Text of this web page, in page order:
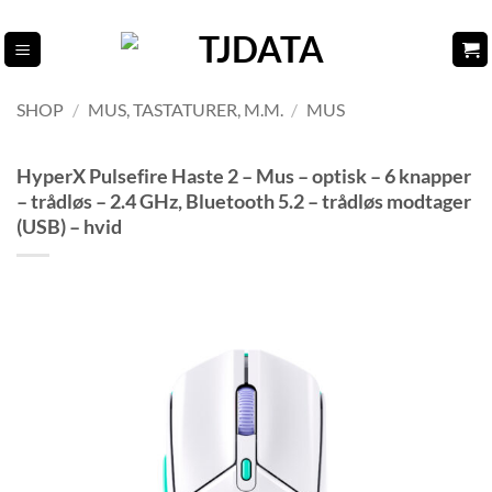
til
indhold
SHOP / MUS, TASTATURER, M.M. / MUS
HyperX Pulsefire Haste 2 – Mus – optisk – 6 knapper
– trådløs – 2.4 GHz, Bluetooth 5.2 – trådløs modtager
(USB) – hvid